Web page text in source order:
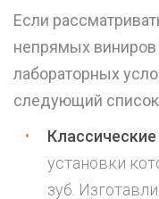
Если
непрямых виниров
лабораторных
следующий
установки
зуб.